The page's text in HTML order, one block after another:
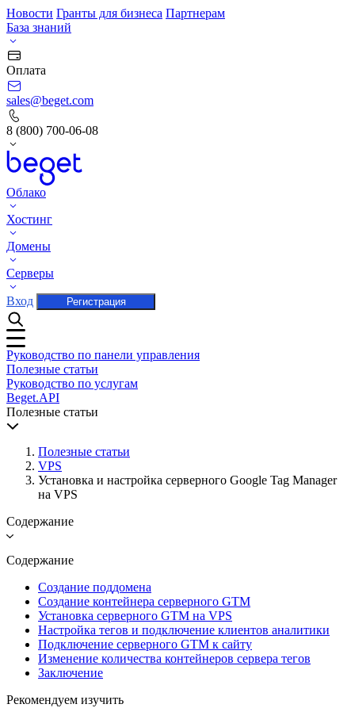
Новости Гранты для бизнеса Партнерам
База знаний
Оплата
sales@beget.com
8 (800) 700-06-08
Облако
Хостинг
Домены
Серверы
Вход Регистрация
Руководство по панели управления
Полезные статьи
Руководство по услугам
Beget.API
Полезные статьи
Полезные статьи
VPS
Установка и настройка серверного Google Tag Manager
на VPS
Содержание
Содержание
Создание поддомена
Создание контейнера серверного GTM
Установка серверного GTM на VPS
Настройка тегов и подключение клиентов аналитики
Подключение серверного GTM к сайту
Изменение количества контейнеров сервера тегов
Заключение
Рекомендуем изучить